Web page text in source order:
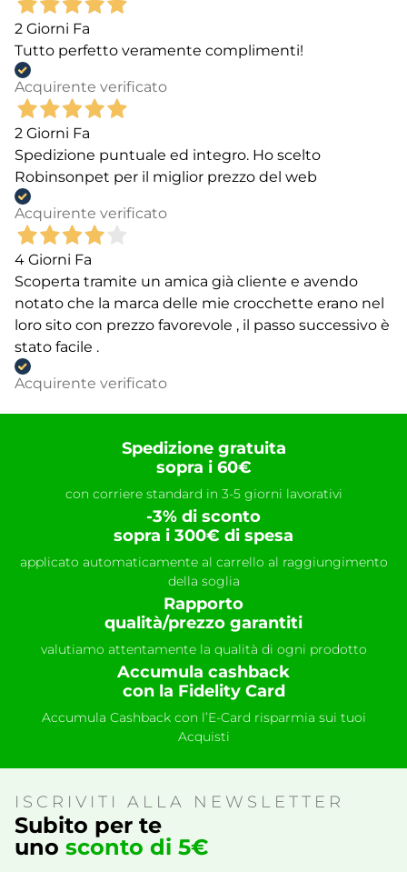
2 Giorni Fa
Tutto perfetto veramente complimenti!
Acquirente verificato
2 Giorni Fa
Spedizione puntuale ed integro. Ho scelto
Robinsonpet per il miglior prezzo del web
Acquirente verificato
4 Giorni Fa
Scoperta tramite un amica già cliente e avendo
notato che la marca delle mie crocchette erano nel
loro sito con prezzo favorevole , il passo successivo è
stato facile .
Acquirente verificato
Spedizione gratuita
sopra i 60€
con corriere standard in 3-5 giorni lavorativi
-3% di sconto
sopra i 300€ di spesa
applicato automaticamente al carrello al raggiungimento
della soglia
Rapporto
qualità/prezzo garantiti
valutiamo attentamente la qualità di ogni prodotto
Accumula cashback
con la Fidelity Card
Accumula Cashback con l’E-Card risparmia sui tuoi
Acquisti
ISCRIVITI ALLA NEWSLETTER
Subito per te
uno sconto di 5€